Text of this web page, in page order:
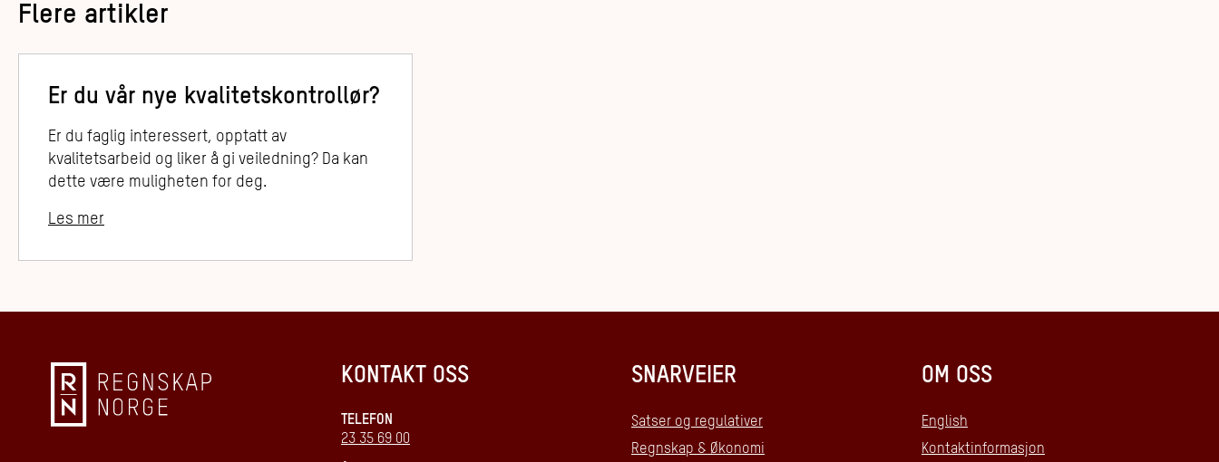
Flere artikler
Er du vår nye kvalitetskontrollør?
Er du faglig interessert, opptatt av
kvalitetsarbeid og liker å gi veiledning? Da kan
dette være muligheten for deg.
Les mer
KONTAKT OSS
TELEFON
23 35 69 00
SNARVEIER
Satser og regulativer
Regnskap & Økonomi
OM OSS
English
Kontaktinformasjon